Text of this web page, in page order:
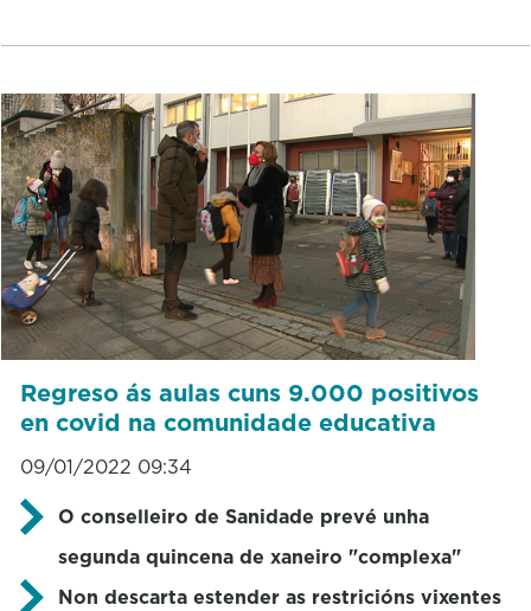
Regreso ás aulas cuns 9.000 positivos
en covid na comunidade educativa
09/01/2022 09:34
O conselleiro de Sanidade prevé unha
segunda quincena de xaneiro "complexa"
Non descarta estender as restricións vixentes